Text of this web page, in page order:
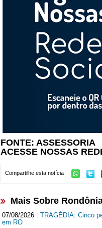
FONTE: ASSESSORIA
ACESSE NOSSAS
Compartilhe esta notícia
Mais Sobre
07/08/2026 : TRAGÉDIA: Cinco
em RO